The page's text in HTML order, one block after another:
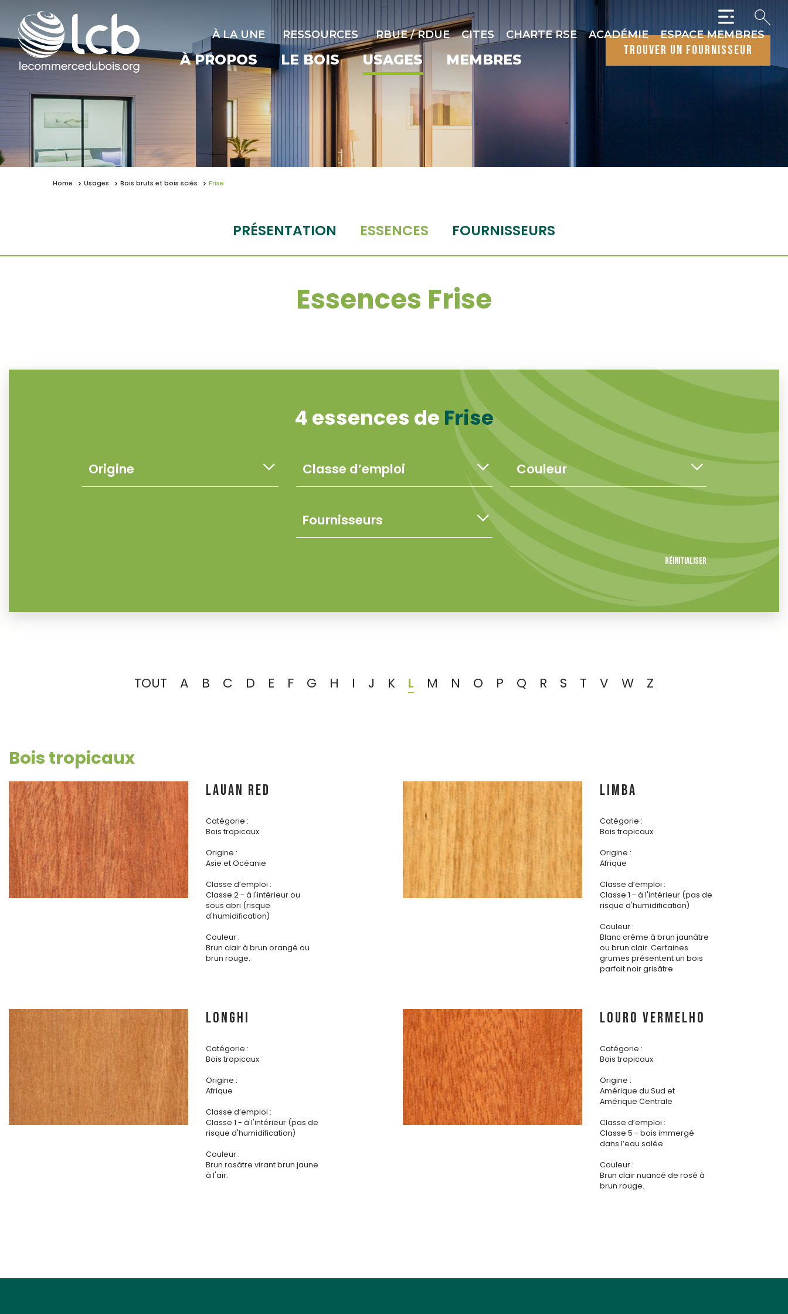
À LA UNE RESSOURCES RBUE / RDUE CITES CHARTE RSE ACADÉMIE ESPACE MEMBRES
À PROPOS LE BOIS USAGES MEMBRES
trouver un fournisseur
Home Usages Bois bruts et bois sciés Frise
PRÉSENTATION ESSENCES FOURNISSEURS
Essences Frise
4 essences de Frise
Réinitialiser
TOUT A B C D E F G H I J K L M N O P Q R S T V W Z
Bois tropicaux
LAUAN RED
Catégorie :
Bois tropicaux
Origine :
Asie et Océanie
Classe d’emploi :
Classe 2 - à l'intérieur ou
sous abri (risque
d'humidification)
Couleur :
Brun clair à brun orangé ou
brun rouge.
LIMBA
Catégorie :
Bois tropicaux
Origine :
Afrique
Classe d’emploi :
Classe 1 - à l'intérieur (pas de
risque d'humidification)
Couleur :
Blanc crème à brun jaunâtre
ou brun clair. Certaines
grumes présentent un bois
parfait noir grisâtre
LONGHI
Catégorie :
Bois tropicaux
Origine :
Afrique
Classe d’emploi :
Classe 1 - à l'intérieur (pas de
risque d'humidification)
Couleur :
Brun rosâtre virant brun jaune
à l'air.
LOURO VERMELHO
Catégorie :
Bois tropicaux
Origine :
Amérique du Sud et
Amérique Centrale
Classe d’emploi :
Classe 5 - bois immergé
dans l’eau salée
Couleur :
Brun clair nuancé de rosé à
brun rouge.